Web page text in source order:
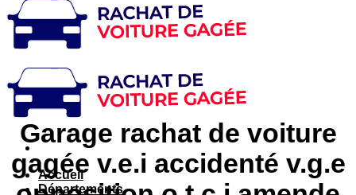
Accueil
Départements
Garage rachat de voiture
gagée v.e.i accidenté v.g.e